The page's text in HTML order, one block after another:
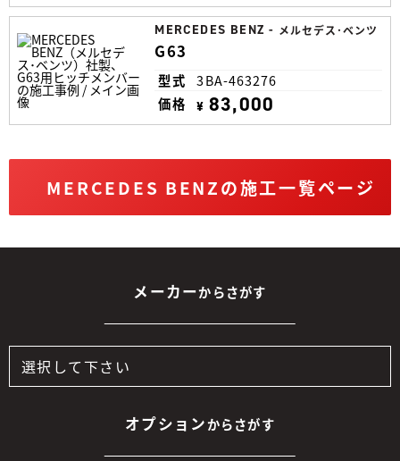
MERCEDES BENZ - メルセデス･ベンツ
G63
型式
3BA-463276
価格
¥ 83,000
MERCEDES BENZの施工一覧ページ
メーカーからさがす
オプションからさがす